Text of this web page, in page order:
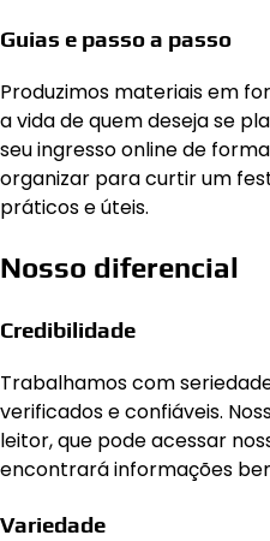
Guias e passo a passo
Produzimos materiais em
a vida de quem deseja se
seu ingresso online de
organizar para curtir um
práticos e úteis.
Nosso diferencial
Credibilidade
Trabalhamos com
verificados e confiáveis.
leitor, que pode acessar
encontrará informações
Variedade